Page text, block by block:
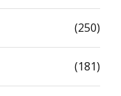
(250)
(181)